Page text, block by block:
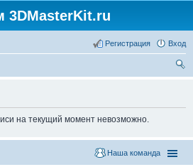
3DMasterKit.ru
Вход
Регистрация
на текущий момент невозможно.
Наша команда